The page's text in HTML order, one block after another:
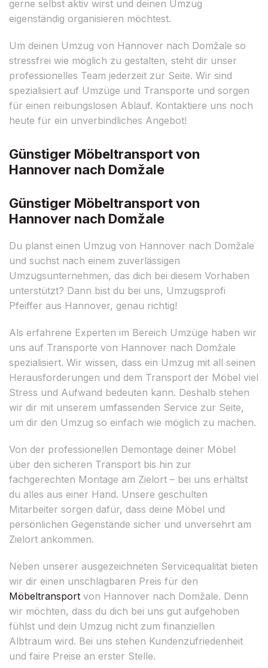
gerne selbst aktiv wirst und deinen Umzug
eigenständig organisieren möchtest.
Um deinen Umzug von Hannover nach Domžale so
stressfrei wie möglich zu gestalten, steht dir unser
professionelles Team jederzeit zur Seite. Wir sind
spezialisiert auf Umzüge und Transporte und sorgen
für einen reibungslosen Ablauf. Kontaktiere uns noch
heute für ein unverbindliches Angebot!
Günstiger Möbeltransport von
Hannover nach Domžale
Günstiger Möbeltransport von
Hannover nach Domžale
Du planst einen Umzug von Hannover nach Domžale
und suchst nach einem zuverlässigen
Umzugsunternehmen, das dich bei diesem Vorhaben
unterstützt? Dann bist du bei uns, Umzugsprofi
Pfeiffer aus Hannover, genau richtig!
Als erfahrene Experten im Bereich Umzüge haben wir
uns auf Transporte von Hannover nach Domžale
spezialisiert. Wir wissen, dass ein Umzug mit all seinen
Herausforderungen und dem Transport der Möbel viel
Stress und Aufwand bedeuten kann. Deshalb stehen
wir dir mit unserem umfassenden Service zur Seite,
um dir den Umzug so einfach wie möglich zu machen.
Von der professionellen Demontage deiner Möbel
über den sicheren Transport bis hin zur
fachgerechten Montage am Zielort – bei uns erhältst
du alles aus einer Hand. Unsere geschulten
Mitarbeiter sorgen dafür, dass deine Möbel und
persönlichen Gegenstände sicher und unversehrt am
Zielort ankommen.
Neben unserer ausgezeichneten Servicequalität bieten
wir dir einen unschlagbaren Preis für den
Möbeltransport von Hannover nach Domžale. Denn
wir möchten, dass du dich bei uns gut aufgehoben
fühlst und dein Umzug nicht zum finanziellen
Albtraum wird. Bei uns stehen Kundenzufriedenheit
und faire Preise an erster Stelle.